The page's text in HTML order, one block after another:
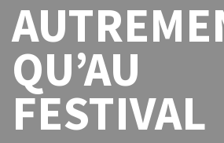
QU’AU
FESTIVAL